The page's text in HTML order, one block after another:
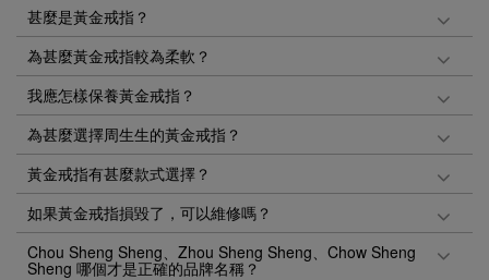
甚麼是黃金戒指？
為甚麼黃金戒指較為柔軟？
我應怎樣保養黃金戒指？
為甚麼選擇周生生的黃金戒指？
黃金戒指有甚麼款式選擇？
如果黃金戒指損毀了，可以維修嗎？
Chou Sheng Sheng、Zhou Sheng Sheng、Chow Sheng
Sheng 哪個才是正確的品牌名稱？